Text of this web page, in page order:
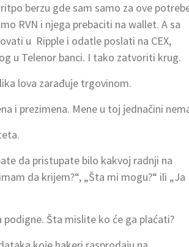
berzu gde sam samo za ove
RVN i njega prebaciti na wallet. A sa
u Ripple i odatle poslati na CEX,
u Telenor banci. I tako zatvoriti krug.
lova zarađuje trgovinom.
i prezimena. Mene u toj jednačini
da pristupate bilo kakvoj radnji na
da krijem?“, „Šta mi mogu?“ ili „Ja
Šta mislite ko će ga plaćati?